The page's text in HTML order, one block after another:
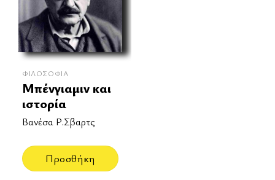
ΦΙΛΟΣΟΦΊΑ
Μπένγιαμιν και
ιστορία
Βανέσα Ρ.Σβαρτς
Προσθήκη